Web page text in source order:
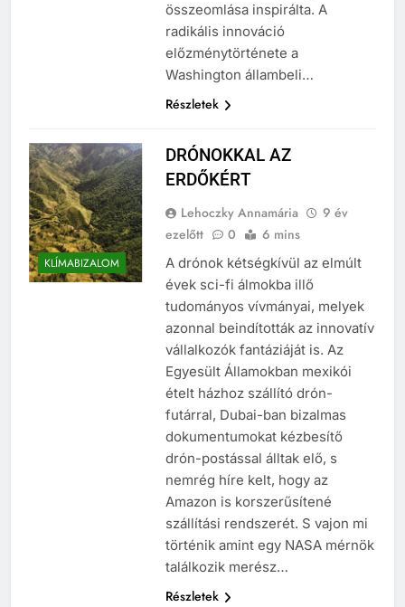
összeomlása inspirálta. A
radikális innováció
előzménytörténete a
Washington állambeli…
Részletek
KLÍMABIZALOM
DRÓNOKKAL AZ
ERDŐKÉRT
Lehoczky Annamária
9 év
ezelőtt
0 6 mins
A drónok kétségkívül az elmúlt
évek sci-fi álmokba illő
tudományos vívmányai, melyek
azonnal beindították az innovatív
vállalkozók fantáziáját is. Az
Egyesült Államokban mexikói
ételt házhoz szállító drón-
futárral, Dubai-ban bizalmas
dokumentumokat kézbesítő
drón-postással álltak elő, s
nemrég híre kelt, hogy az
Amazon is korszerűsítené
szállítási rendszerét. S vajon mi
történik amint egy NASA mérnök
találkozik merész…
Részletek